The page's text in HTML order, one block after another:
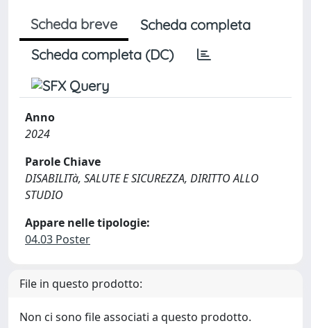
Scheda breve
Scheda completa
Scheda completa (DC)
Anno
2024
Parole Chiave
DISABILITà, SALUTE E SICUREZZA, DIRITTO ALLO
STUDIO
Appare nelle tipologie:
04.03 Poster
File in questo prodotto:
Non ci sono file associati a questo prodotto.